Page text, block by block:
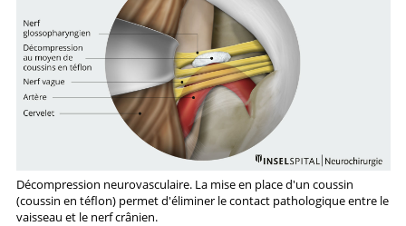
Décompression neurovasculaire. La mise en place d'un coussin
(coussin en téflon) permet d'éliminer le contact pathologique entre le
vaisseau et le nerf crânien.